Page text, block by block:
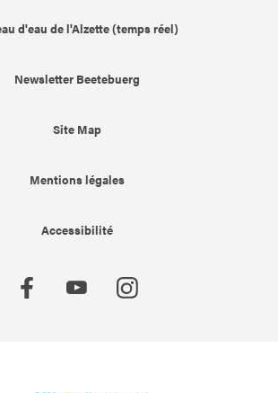
d'eau de l'Alzette (temps réel)
Newsletter Beetebuerg
Site Map
Mentions légales
Accessibilité